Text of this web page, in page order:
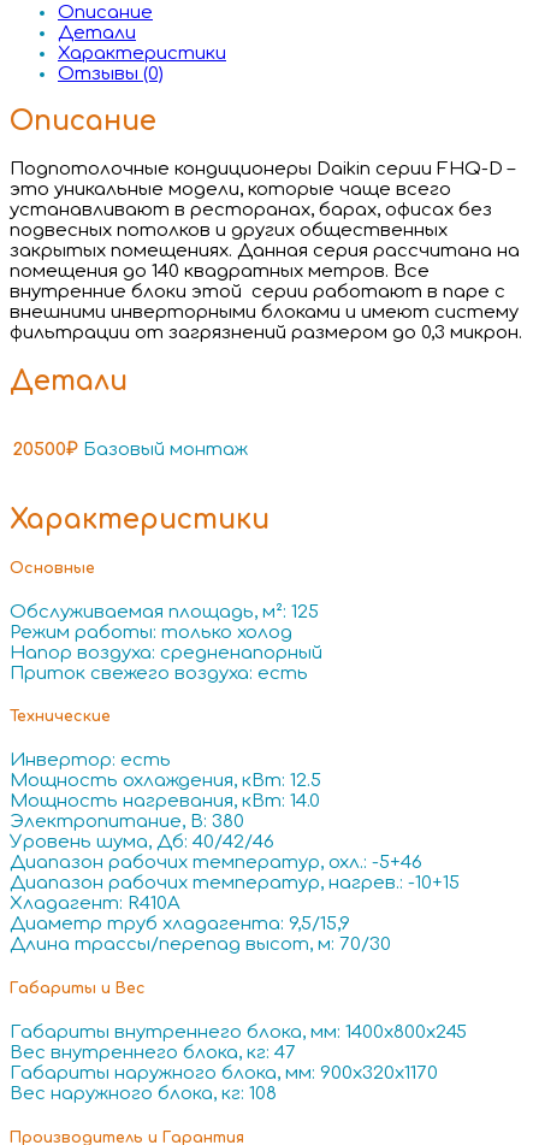
Описание
Детали
Характеристики
Отзывы (0)
Описание
Подпотолочные кондиционеры Daikin серии FHQ-D –
это уникальные модели, которые чаще всего
устанавливают в ресторанах, барах, офисах без
подвесных потолков и других общественных
закрытых помещениях. Данная серия рассчитана на
помещения до 140 квадратных метров. Все
внутренние блоки этой серии работают в паре с
внешними инверторными блоками и имеют систему
фильтрации от загрязнений размером до 0,3 микрон.
Детали
20500₽ Базовый монтаж
Характеристики
Основные
Обслуживаемая площадь, м²: 125
Режим работы: только холод
Напор воздуха: средненапорный
Приток свежего воздуха: есть
Технические
Инвертор: есть
Мощность охлаждения, кВт: 12.5
Мощность нагревания, кВт: 14.0
Электропитание, В: 380
Уровень шума, Дб: 40/42/46
Диапазон рабочих температур, охл.: -5+46
Диапазон рабочих температур, нагрев.: -10+15
Хладагент: R410A
Диаметр труб хладагента: 9,5/15,9
Длина трассы/перепад высот, м: 70/30
Габариты и Вес
Габариты внутреннего блока, мм: 1400x800x245
Вес внутреннего блока, кг: 47
Габариты наружного блока, мм: 900x320x1170
Вес наружного блока, кг: 108
Производитель и Гарантия